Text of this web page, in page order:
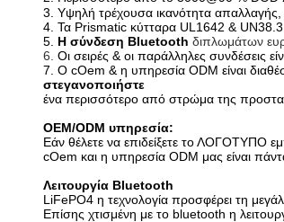
3. Υψηλή τρέχουσα ικανότητα απαλλαγής,
4. Τα Prismatic κύτταρα UL1642 &
5. Η σύνδεση Bluetooth διπλωμάτων
6. Οι σειρές & οι παράλληλες συνδέσεις
7. Ο cOem & η υπηρεσία ODM είναι
στεγανοποιήστε
ένα περισσότερο από στρώμα της
OEM/ODM υπηρεσία:
Εάν θέλετε να επιδείξετε το ΛΟΓΟΤΥΠΟ
cOem και η υπηρεσία ODM μας είναι
Λειτουργία Bluetooth
LiFePO4 η τεχνολογία προσφέρει τη
Επίσης χτισμένη με το bluetooth η